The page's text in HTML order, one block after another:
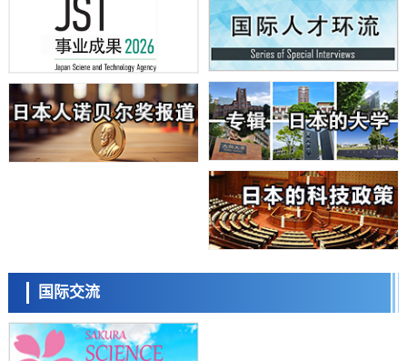
庆应义塾大学阐明脑内“游击手”小胶质细胞包裹保护受损神经细胞的机
制，有望用于开发阿尔茨海默病等疾病疗法
科学研究
日本东北大学与横滨橡胶全球首次从纳米尺度揭示橡胶—黄铜粘接界面
劣化抑制机制，为提升轮胎安全性与耐久性的材料设计开辟道路
科学研究
近畿大学等发现植物染料“日本茜”的红色成分可抑制老化与炎症，有望
成为新型功能性材料
科学研究
群马大学开发针对难治性癫痫的新型基因疗法，利用超小型GAD67启动
九州大学揭示夜间眼压升高机制：两种激素波动叠加所致
证电容器可在汽车发动机等高温环境下工作
经济・社会
日本生成式AI使用者占比一年内翻倍，但与中美德仍有较大差距
政策
日本修订首都直下型地震紧急对策：目标为死亡人数至少减半，重点强
国际交流
流员